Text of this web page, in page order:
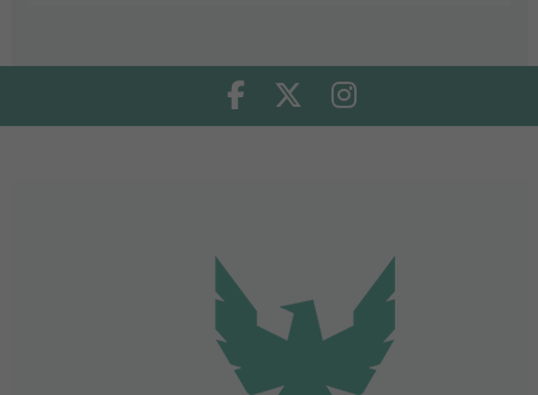
Facebook Twitter Instagram